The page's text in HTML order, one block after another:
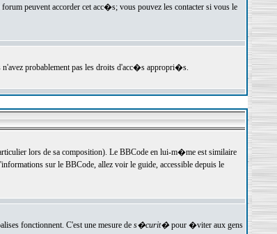
peuvent accorder cet acc�s; vous pouvez les contacter si vous le
probablement pas les droits d'acc�s appropri�s.
lors de sa composition). Le BBCode en lui-m�me est similaire
sur le BBCode, allez voir le guide, accessible depuis le
fonctionnent. C'est une mesure de s�curit�pour �viter aux gens